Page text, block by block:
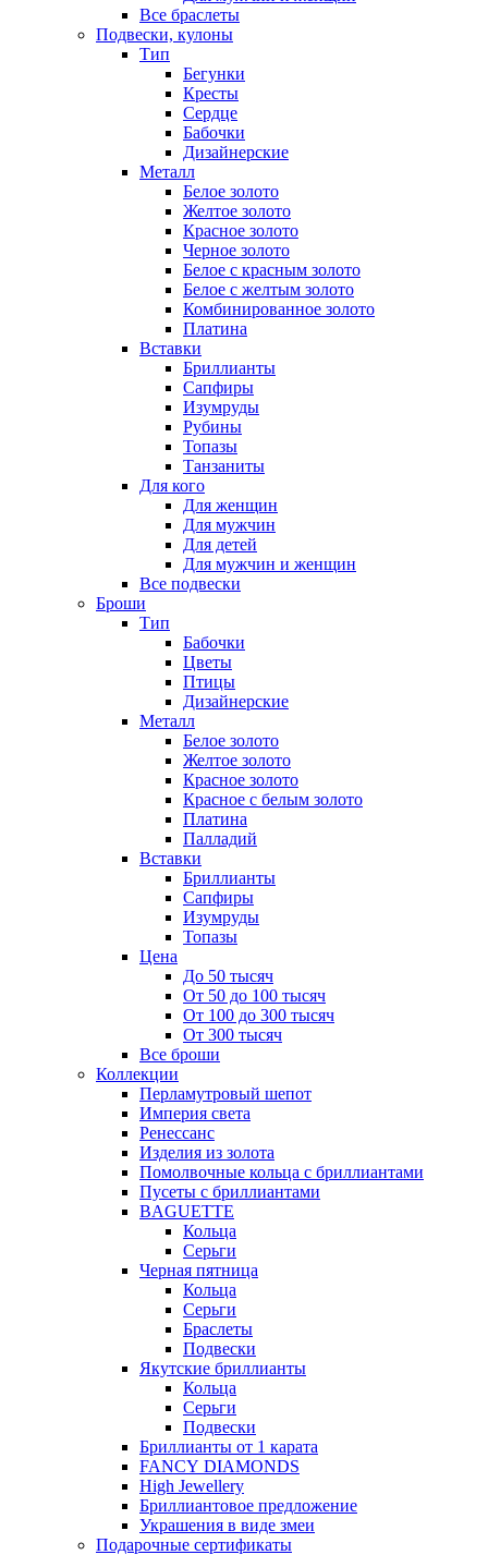
Все браслеты
Подвески, кулоны
Тип
Бегунки
Кресты
Сердце
Бабочки
Дизайнерские
Металл
Белое золото
Желтое золото
Красное золото
Черное золото
Белое с красным золото
Белое с желтым золото
Комбинированное золото
Платина
Вставки
Бриллианты
Сапфиры
Изумруды
Рубины
Топазы
Танзаниты
Для кого
Для женщин
Для мужчин
Для детей
Для мужчин и женщин
Все подвески
Броши
Тип
Бабочки
Цветы
Птицы
Дизайнерские
Металл
Белое золото
Желтое золото
Красное золото
Красное с белым золото
Платина
Палладий
Вставки
Бриллианты
Сапфиры
Изумруды
Топазы
Цена
До 50 тысяч
От 50 до 100 тысяч
От 100 до 300 тысяч
От 300 тысяч
Все броши
Коллекции
Перламутровый шепот
Империя света
Ренессанс
Изделия из золота
Помолвочные кольца с бриллиантами
Пусеты с бриллиантами
BAGUETTE
Кольца
Серьги
Черная пятница
Кольца
Серьги
Браслеты
Подвески
Якутские бриллианты
Кольца
Серьги
Подвески
Бриллианты от 1 карата
FANCY DIAMONDS
High Jewellery
Бриллиантовое предложение
Украшения в виде змеи
Подарочные сертификаты